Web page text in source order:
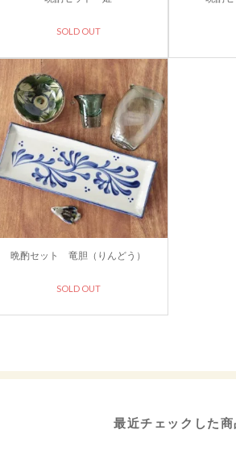
SOLD OUT
晩酌セット 竜胆（りんどう）
SOLD OUT
最近チェックした商